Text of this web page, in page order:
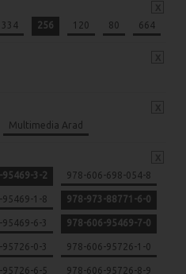
334 256 120 80 664
Multimedia Arad
95469-3-2 978-606-698-054-8
95469-1-8 978-973-88771-6-0
6-3 978-606-95469-7-0
0-3 978-606-95726-1-0
95726-6-5 978-606-95726-8-9